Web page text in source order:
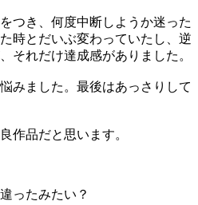
つき、何度中断しようか迷った
時とだいぶ変わっていたし、逆
それだけ達成感がありました。
みました。最後はあっさりして
作品だと思います。
ったみたい？